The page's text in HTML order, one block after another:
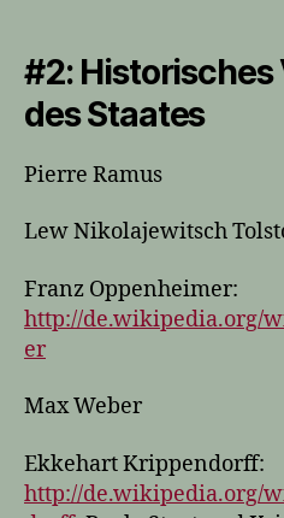
#2:
des Staates
Pierre Ramus
Lew Nikolajewitsch
Franz Oppenheimer:
http://de.wikipedia.org/
er
Max Weber
Ekkehart Krippendorff:
http://de.wikipedia.org/